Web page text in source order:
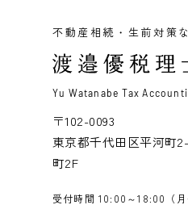
不動産相続・生前対策
Yu Watanabe Tax
〒102-0093
東京都千代田区平河町
町2F
受付時間 10:00～18:00（